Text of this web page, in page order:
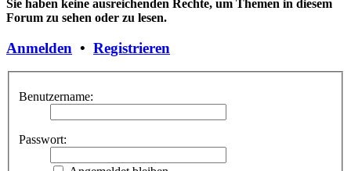
Sie haben keine ausreichenden Rechte, um Themen in diesem
Forum zu sehen oder zu lesen.
Anmelden • Registrieren
Benutzername:
Passwort: